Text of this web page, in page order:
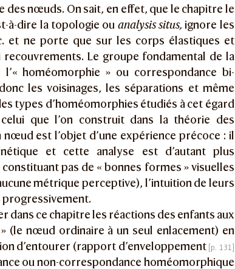
des nœuds. On sait, en effet, que le chapitre le
à-dire la topologie ou analysis situs, ignore les
et ne porte que sur les corps élastiques et
Le groupe fondamental de la
homéomorphie » ou correspondance bi-
les voisinages, les séparations et même
types d’homéomorphies étudiés à cet égard
que l’on construit dans la théorie des
est l’objet d’une expérience précoce : il
et cette analyse est d’autant plus
pas de « bonnes formes » visuelles
métrique perceptive), l’intuition de leurs
progressivement.
dans ce chapitre les réactions des enfants aux
(le nœud ordinaire à un seul enlacement) en
d’entourer (rapport d’enveloppement
ou non-correspondance homéomorphique